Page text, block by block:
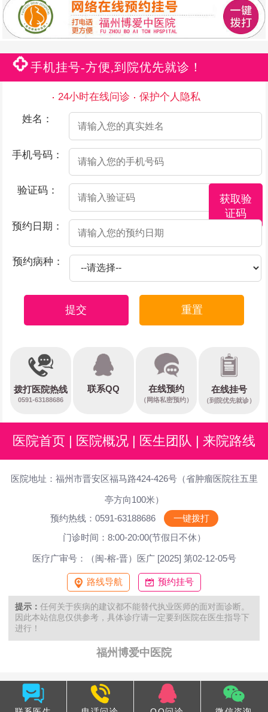
手机挂号-方便,到院优先就诊！
24小时在线问诊
保护个人隐私
姓名：
手机号码：
验证码：
获取验
证码
预约日期：
预约病种：
提交 重置
拨打医院热线
0591-63188686
联系QQ 在线预约
（网络私密预约）
在线挂号
（到院优先就诊）
医院首页 医院概况 医生团队 来院路线
医院地址：福州市晋安区福马路424-426号（省肿瘤医院往五里
亭方向100米）
预约热线：0591-63188686
一键拨打
门诊时间：8:00-20:00(节假日不休）
医疗广审号：（闽-榕-晋）医广 [2025] 第02-12-05号
路线导航 预约挂号
提示： 任何关于疾病的建议都不能替代执业医师的面对面诊断。
因此本站信息仅供参考，具体诊疗请一定要到医院在医生指导下
进行！
福州博爱中医院